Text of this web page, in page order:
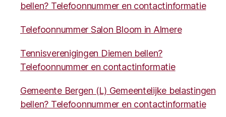
bellen? Telefoonnummer en contactinformatie
Telefoonnummer Salon Bloom in Almere
Tennisverenigingen Diemen bellen?
Telefoonnummer en contactinformatie
Gemeente Bergen (L) Gemeentelijke belastingen
bellen? Telefoonnummer en contactinformatie